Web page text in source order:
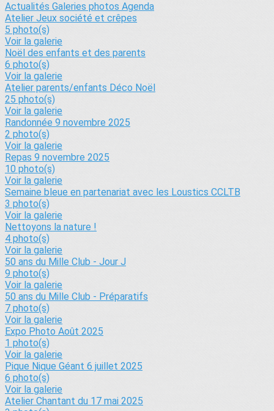
Actualités Galeries photos Agenda
Atelier Jeux société et crêpes
5 photo(s)
Voir la galerie
Noël des enfants et des parents
6 photo(s)
Voir la galerie
Atelier parents/enfants Déco Noël
25 photo(s)
Voir la galerie
Randonnée 9 novembre 2025
2 photo(s)
Voir la galerie
Repas 9 novembre 2025
10 photo(s)
Voir la galerie
Semaine bleue en partenariat avec les Loustics CCLTB
3 photo(s)
Voir la galerie
Nettoyons la nature !
4 photo(s)
Voir la galerie
50 ans du Mille Club - Jour J
9 photo(s)
Voir la galerie
50 ans du Mille Club - Préparatifs
7 photo(s)
Voir la galerie
Expo Photo Août 2025
1 photo(s)
Voir la galerie
Pique Nique Géant 6 juillet 2025
6 photo(s)
Voir la galerie
Atelier Chantant du 17 mai 2025